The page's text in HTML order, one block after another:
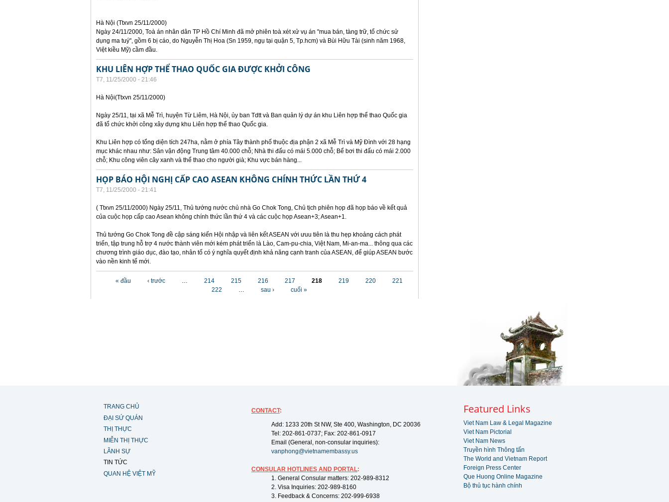
Hà Nội (Ttxvn 25/11/2000)
Ngày 24/11/2000, Toà án nhân dân TP Hồ Chí Minh đã mở phiên toà xét xử vụ án "mua bán, tàng trữ, tổ chức sử
dụng ma tuý", gồm 6 bị cáo, do Nguyễn Thị Hoa (Sn 1959, ngụ tại quận 5, Tp.hcm) và Bùi Hữu Tài (sinh năm 1968,
Việt kiều Mỹ) cầm đầu.
KHU LIÊN HỢP THỂ THAO QUỐC GIA ĐƯỢC KHỞI CÔNG
T7, 11/25/2000 - 21:46
Hà Nội(Ttxvn 25/11/2000)
Ngày 25/11, tại xã Mễ Trì, huyện Từ Liêm, Hà Nội, ủy ban Tdtt và Ban quản lý dự án khu Liên hợp thể thao Quốc gia
đã tổ chức khởi công xây dựng khu Liên hợp thể thao Quốc gia.
Khu Liên hợp có tổng diện tích 247ha, nằm ở phía Tây thành phố thuộc địa phận 2 xã Mễ Trì và Mỹ Đình với 28 hạng
mục khác nhau như: Sân vận động Trung tâm 40.000 chỗ; Nhà thi đấu có mái 5.000 chỗ; Bể bơi thi đấu có mái 2.000
chỗ; Khu công viên cây xanh và thể thao cho người già; Khu vực bán hàng...
HỌP BÁO HỘI NGHỊ CẤP CAO ASEAN KHÔNG CHÍNH THỨC LẦN THỨ 4
T7, 11/25/2000 - 21:41
( Ttxvn 25/11/2000) Ngày 25/11, Thủ tướng nước chủ nhà Go Chok Tong, Chủ tịch phiên họp đã họp báo về kết quả
của cuộc họp cấp cao Asean không chính thức lần thứ 4 và các cuộc họp Asean+3; Asean+1.
Thủ tướng Go Chok Tong đề cập sáng kiến Hội nhập và liên kết ASEAN với ưuu tiên là thu hẹp khoảng cách phát
triển, tập trung hỗ trợ 4 nước thành viên mới kém phát triển là Lào, Cam-pu-chia, Việt Nam, Mi-an-ma... thông qua các
chương trình giáo dục, đào tạo, nhân tố có ý nghĩa quyết định khả năng cạnh tranh của ASEAN, để giúp ASEAN bước
vào nền kinh tế mới.
« đầu ‹ trước … 214 215 216 217 218 219 220
221
222
… sau › cuối »
TRANG CHỦ
ĐẠI SỨ QUÁN
THỊ THỰC
MIỄN THỊ THỰC
LÃNH SỰ
TIN TỨC
QUAN HỆ VIỆT MỸ
CONTACT:
Add: 1233 20th St NW, Ste 400, Washington, DC 20036
Tel: 202-861-0737; Fax: 202-861-0917
Email (General, non-consular inquiries):
vanphong@vietnamembassy.us
CONSULAR HOTLINES AND PORTAL:
1. General Consular matters: 202-989-8312
2. Visa Inquiries: 202-989-8160
3. Feedback & Concerns: 202-999-6938
Featured Links
Viet Nam Law & Legal Magazine
Viet Nam Pictorial
Viet Nam News
Truyền hình Thông tấn
The World and Vietnam Report
Foreign Press Center
Que Huong Online Magazine
Bộ thủ tục hành chính